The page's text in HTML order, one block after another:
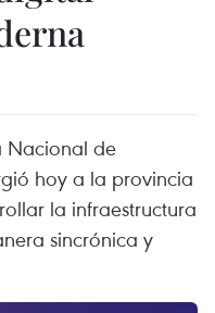
Nacional de
hoy a la provincia
la infraestructura
sincrónica y